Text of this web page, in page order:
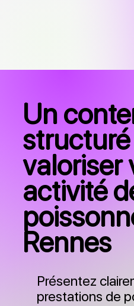
Un
valoriser
activité
Rennes
Présentez
prestations de